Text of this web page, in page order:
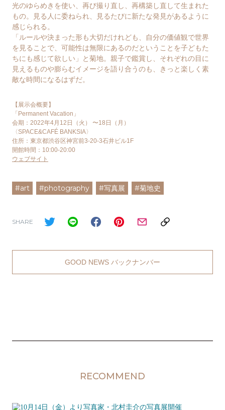
光のゆらめきを使い、再び撮り直し、再構築し直して生まれた
もの。見る人に委ねられ、見るたびに新たな発見があるように
感じられる。
「ルールや決まった形も大切だけれども、自分の価値観で世界
を見ることで、可能性は無限にあるのだということを子どもた
ちにも感じて欲しい」と菊地。親子で鑑賞し、それぞれの目に
見えるものや膨らむイメージを語り合うのも、きっと楽しく素
敵な時間になるはずだ。
【展示会概要】
「Permanent Vacation」
会期：2022年4月12日（火） 〜18日（月）
〈SPACE&CAFÉ BANKSIA〉
住所：東京都渋谷区神宮前3-20-3石井ビル1F
開館時間：10:00-20:00
ウェブサイト
#art #photography #写真展 #菊地史
SHARE
GOOD NEWS バックナンバー
RECOMMEND